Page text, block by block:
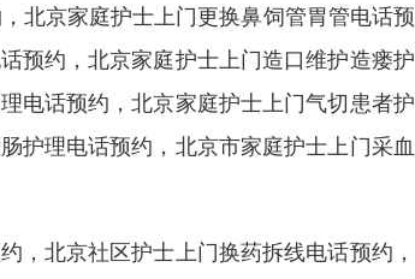
北京家庭护士上门更换鼻饲管胃管电话
预约，北京家庭护士上门造口维护造瘘
电话预约，北京家庭护士上门气切患者
护理电话预约，北京市家庭护士上门采
，北京社区护士上门换药拆线电话预约